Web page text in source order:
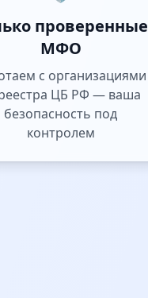
проверенные
МФО
с организациями
ЦБ РФ — ваша
безопасность под
контролем